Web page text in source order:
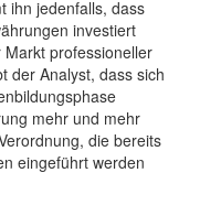
ihn jedenfalls, dass
investiert
Markt professioneller
der Analyst, dass sich
mehr und mehr
die bereits
eingeführt werden